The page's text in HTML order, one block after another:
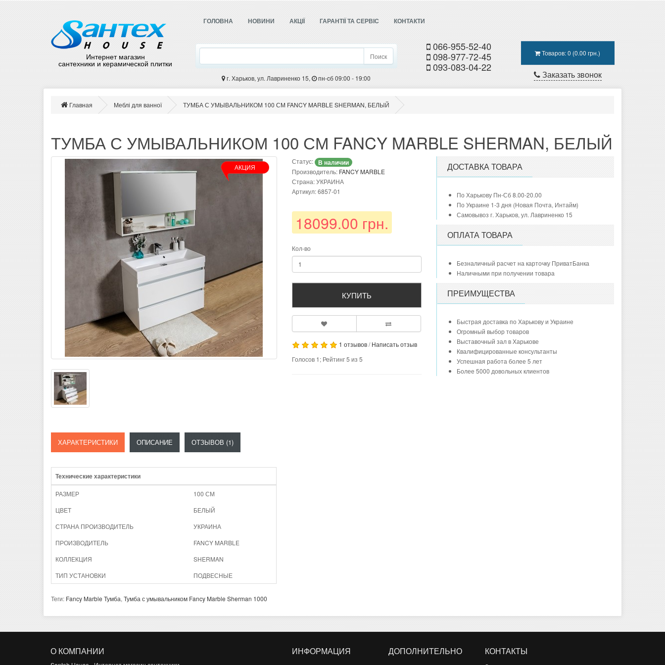
Интернет магазин
сантехники и керамической плитки
ГОЛОВНА НОВИНИ АКЦІЇ ГАРАНТІЇ ТА СЕРВІС КОНТАКТИ
Поиск
г. Харьков, ул. Лавриненко 15, пн-cб 09:00 - 19:00
066-955-52-40
098-977-72-45
093-083-04-22
Товаров: 0 (0.00 грн.)
Заказать звонок
Главная Меблі для ванної ТУМБА С УМЫВАЛЬНИКОМ 100 СМ FANCY MARBLE SHERMAN, БЕЛЫЙ
ТУМБА С УМЫВАЛЬНИКОМ 100 СМ FANCY MARBLE SHERMAN, БЕЛЫЙ
АКЦИЯ
ХАРАКТЕРИСТИКИ ОПИСАНИЕ ОТЗЫВОВ (1)
Технические характеристики
РАЗМЕР
100 СМ
ЦВЕТ
БЕЛЫЙ
СТРАНА ПРОИЗВОДИТЕЛЬ
УКРАИНА
ПРОИЗВОДИТЕЛЬ
FANCY MARBLE
КОЛЛЕКЦИЯ
SHERMAN
ТИП УСТАНОВКИ
ПОДВЕСНЫЕ
Статус: В наличии
Производитель: FANCY MARBLE
Страна: УКРАИНА
Артикул: 6857-01
18099.00 грн.
Кол-во
КУПИТЬ
1 отзывов/Написать отзыв
Голосов 1; Рейтинг5 из 5
ДОСТАВКА ТОВАРА
По Харькову Пн-Сб 8.00-20.00
По Украине 1-3 дня (Новая Почта, Интайм)
Самовывоз г. Харьков, ул. Лавриненко 15
ОПЛАТА ТОВАРА
Безналичный расчет на карточку ПриватБанка
Наличными при получении товара
ПРЕИМУЩЕСТВА
Быстрая доставка по Харькову и Украине
Огромный выбор товаров
Выставочный зал в Харькове
Квалифицированные консультанты
Успешная работа более 5 лет
Более 5000 довольных клиентов
Теги: Fancy Marble Тумба, Тумба с умывальником Fancy Marble Sherman 1000
О КОМПАНИИ ИНФОРМАЦИЯ ДОПОЛНИТЕЛЬНО КОНТАКТЫ